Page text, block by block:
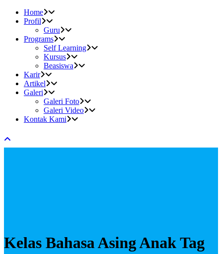
Home
Profil
Guru
Programs
Self Learning
Kursus
Beasiswa
Karir
Artikel
Galeri
Galeri Foto
Galeri Video
Kontak Kami
Kelas Bahasa Asing Anak Tag